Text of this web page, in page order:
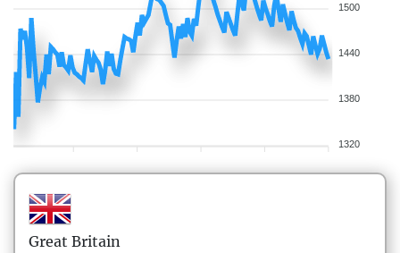
1500
1440
1380
1320
Great Britain